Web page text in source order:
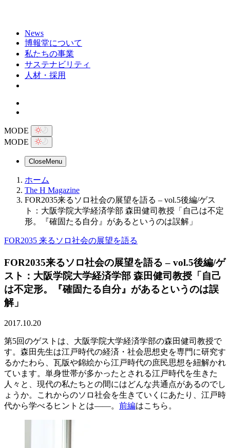
News
博報堂について
私たちの事業
サステナビリティ
人材・採用
MODE
MODE
CloseMenu
ホーム
The H Magazine
FOR2035来るソロ社会の展望を語る – vol.5後編/ゲス
ト：大阪学院大学経済学部 森田健司教授「自己は不定
形。『確固たる自分』があるというのは誤解」
FOR2035 来るソロ社会の展望を語る
FOR2035来るソロ社会の展望を語る – vol.5後編/ゲ
スト：大阪学院大学経済学部 森田健司教授「自己
は不定形。『確固たる自分』があるというのは誤
解」
2017.10.20
第5回のゲストは、大阪学院大学経済学部の森田健司教授で
す。森田先生は江戸時代の経済・社会思想史を専門に研究す
るかたわら、瓦版や錦絵から江戸時代の庶民思想を紐解かれ
ています。単身世帯が多かったとされる江戸時代を生きた
人々と、現代の私たちとの間にはどんな共通点があるのでし
ょうか。これからのソロ社会を生きていくにあたり、江戸時
代から学べるヒントとは――。 前編はこちら。